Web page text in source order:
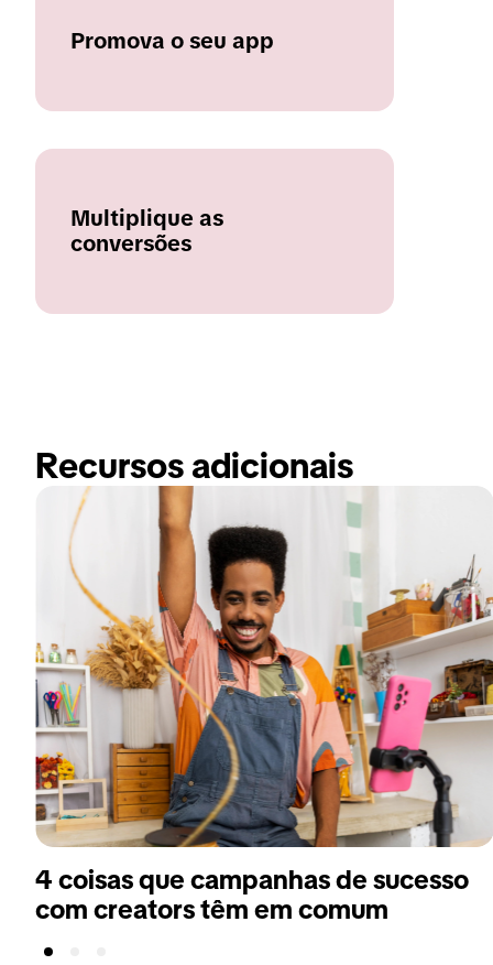
Promova o seu app
Multiplique as
conversões
Recursos adicionais
4 coisas que campanhas de sucesso
com creators têm em comum